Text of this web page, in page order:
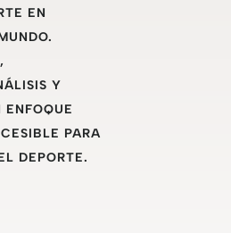
EN
Y
PARA
DEPORTE.